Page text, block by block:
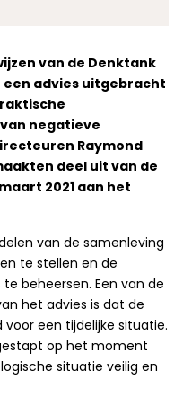
van de Denktank
een advies uitgebracht
negatieve
Raymond
deel uit van de
2021 aan het
van de samenleving
te stellen en de
beheersen. Een van de
het advies is dat de
een tijdelijke situatie.
op het moment
situatie veilig en